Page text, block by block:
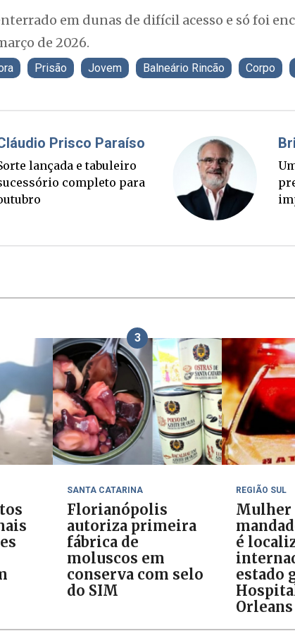
em dunas de difícil acesso e só foi
de 2026.
Prisão Jovem Balneário Rincão Corpo
Bordignon
Anita Garibaldi virou
eleitoral
3
SANTA CATARINA
Florianópolis
autoriza primeira
fábrica de
moluscos em
conserva com selo
do SIM
REGIÃO SUL
Mulher
é
estado
Orleans